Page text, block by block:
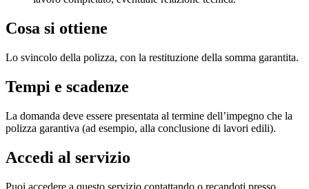
Cosa si ottiene
Lo svincolo della polizza, con la restituzione della somma garantita.
Tempi e scadenze
La domanda deve essere presentata al termine dell’impegno che la
polizza garantiva (ad esempio, alla conclusione di lavori edili).
Accedi al servizio
Puoi accedere a questo servizio contattando o recandoti presso